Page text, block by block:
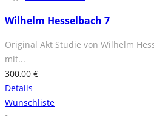
Wilhelm Hesselbach 7
Original Akt Studie von Wilhelm
mit...
300,00 €
Details
Wunschliste